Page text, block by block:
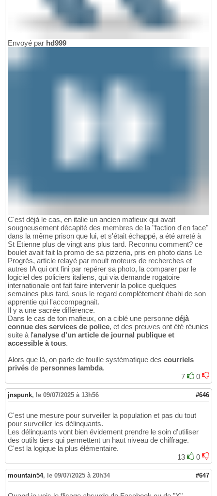
Envoyé par hd999
C'est déjà le cas, en italie un ancien mafieux qui avait
sougneusement décapité des membres de la "faction d'en face"
dans la même prison que lui, et s'était échappé, a été arreté à
St Etienne plus de vingt ans plus tard. Reconnu comment? ce
boulet avait fait la promo de sa pizzeria, pris en photo dans Le
Progrès, article relayé par moult moteurs de recherches et
autres IA qui ont fini par repérer sa photo, la comparer par le
logiciel des policiers italiens, qui via demande rogatoire
internationale ont fait faire intervenir la police quelques
semaines plus tard, sous le regard complètement ébahi de son
apprentie qui l'accompagnait.
Il y a une sacrée différence.
Dans le cas de ton mafieux, on a ciblé une personne déjà
connue des services de police, et des preuves ont été réunies
suite à l'analyse d'un article de journal publique et
accessible à tous.
Alors que là, on parle de fouille systématique des courriels
privés de personnes lambda.
7
0
jnspunk, le 09/07/2025 à 13h56 #646
C'est une mesure pour surveiller la population et pas du tout
pour surveiller les délinquants.
Les délinquants vont bien évidement prendre le soin d'utiliser
des outils tiers qui permettent un haut niveau de chiffrage.
C'est la logique la plus élémentaire.
13
0
mountain54, le 09/07/2025 à 20h34 #647